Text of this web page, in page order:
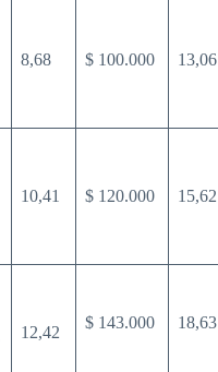
8,68 $ 100.000 13,06
10,41 $ 120.000 15,62
12,42
$ 143.000 18,63